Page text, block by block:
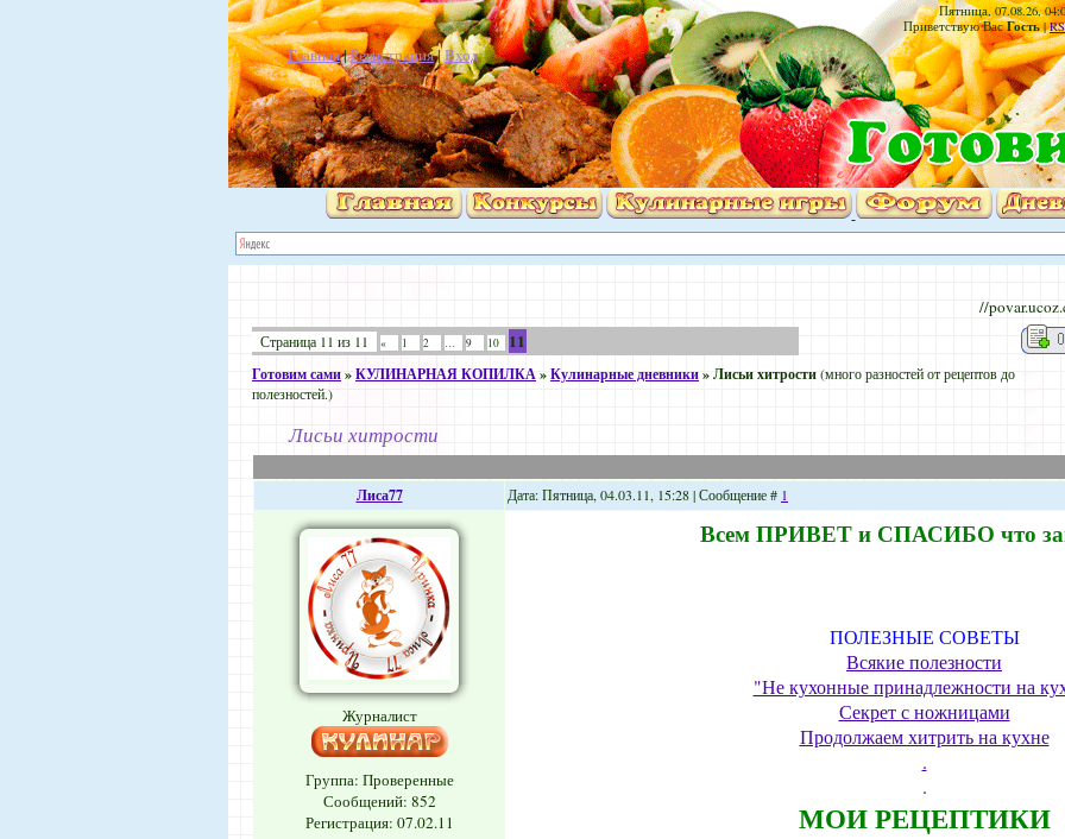
Пятница, 07.08.26,
Приветствую Вас Гость|
Главная|Регистрация|Вход
//
Страница 11 из 11 « 1 2 … 9 10 11
Готовим сами»КУЛИНАРНАЯ КОПИЛКА»Кулинарные дневники»Лисьи хитрости(много разностей от рецептов до
полезностей.)
Лисьи хитрости
Лиса77 Дата: Пятница, 04.03.11, 15:28 | Сообщение # 1
Журналист
Группа: Проверенные
Сообщений: 852
Регистрация: 07.02.11
Всем ПРИВЕТ и СПАСИБО что
ПОЛЕЗНЫЕ СОВЕТЫ
Всякие полезности
"Не кухонные принадлежности на
Секрет с ножницами
Продолжаем хитрить на кухне
.
.
МОИ РЕЦЕПТИКИ